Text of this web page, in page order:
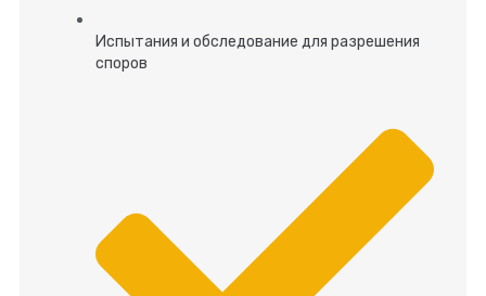
Испытания и обследование для разрешения
споров